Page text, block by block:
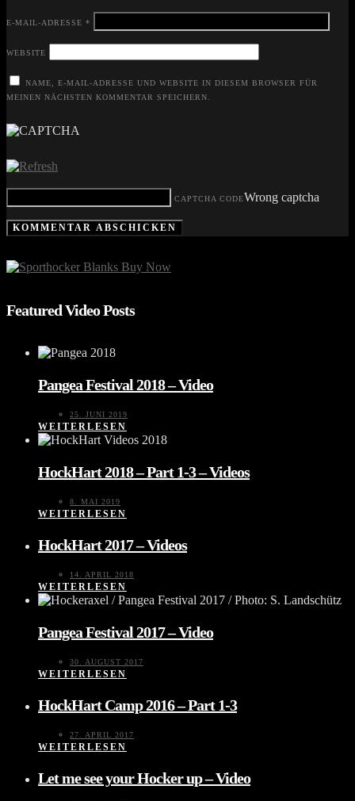
E-MAIL-ADRESSE *
WEBSITE
NAME, E-MAIL-ADRESSE UND WEBSITE IN DIESEM BROWSER FÜR
MEINEN NÄCHSTEN KOMMENTAR SPEICHERN.
CAPTCHA CODEWrong captcha
Featured Video Posts
Pangea Festival 2018 – Video
25. JUNI 2019
WEITERLESEN
HockHart 2018 – Part 1-3 – Videos
8. MAI 2019
WEITERLESEN
HockHart 2017 – Videos
14. APRIL 2018
WEITERLESEN
Pangea Festival 2017 – Video
30. AUGUST 2017
WEITERLESEN
HockHart Camp 2016 – Part 1-3
27. APRIL 2017
WEITERLESEN
Let me see your Hocker up – Video